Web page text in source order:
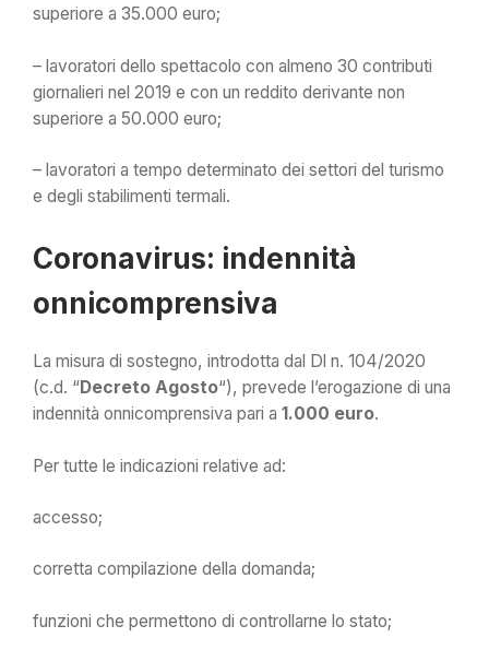
superiore a 35.000 euro;
– lavoratori dello spettacolo con almeno 30 contributi
giornalieri nel 2019 e con un reddito derivante non
superiore a 50.000 euro;
– lavoratori a tempo determinato dei settori del turismo
e degli stabilimenti termali.
Coronavirus: indennità
onnicomprensiva
La misura di sostegno, introdotta dal Dl n. 104/2020
(c.d. “Decreto Agosto“), prevede l’erogazione di una
indennità onnicomprensiva pari a 1.000 euro.
Per tutte le indicazioni relative ad:
accesso;
corretta compilazione della domanda;
funzioni che permettono di controllarne lo stato;